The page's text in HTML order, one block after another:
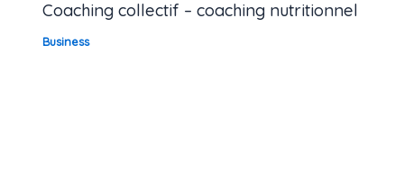
Coaching collectif – coaching nutritionnel
Business